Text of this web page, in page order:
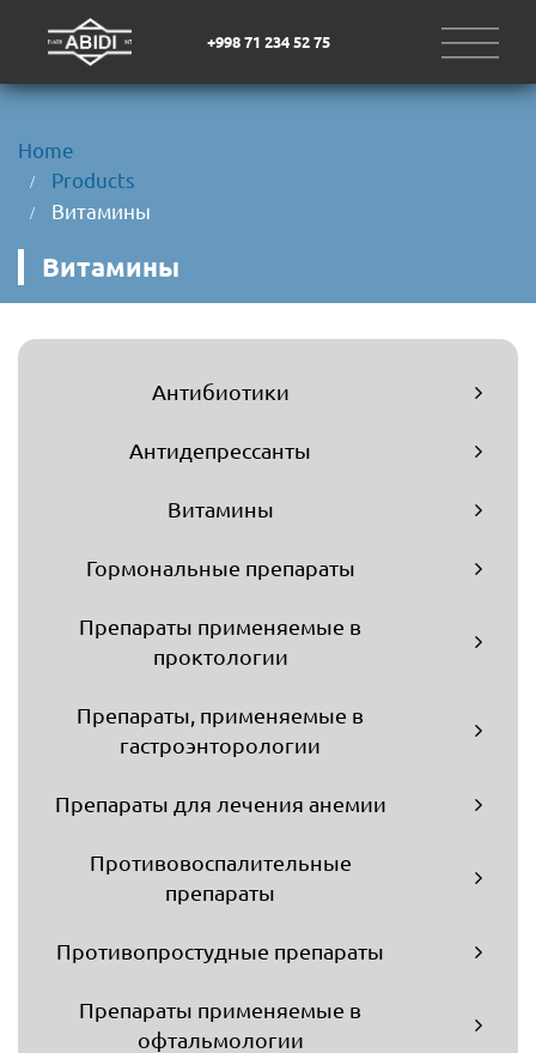
+998 71 234 52 75
Home
Products
Витамины
Витамины
Антибиотики
Антидепрессанты
Витамины
Гормональные препараты
Препараты применяемые в
проктологии
Препараты, применяемые в
гастроэнторологии
Препараты для лечения анемии
Противовоспалительные
препараты
Противопростудные препараты
Препараты применяемые в
офтальмологии